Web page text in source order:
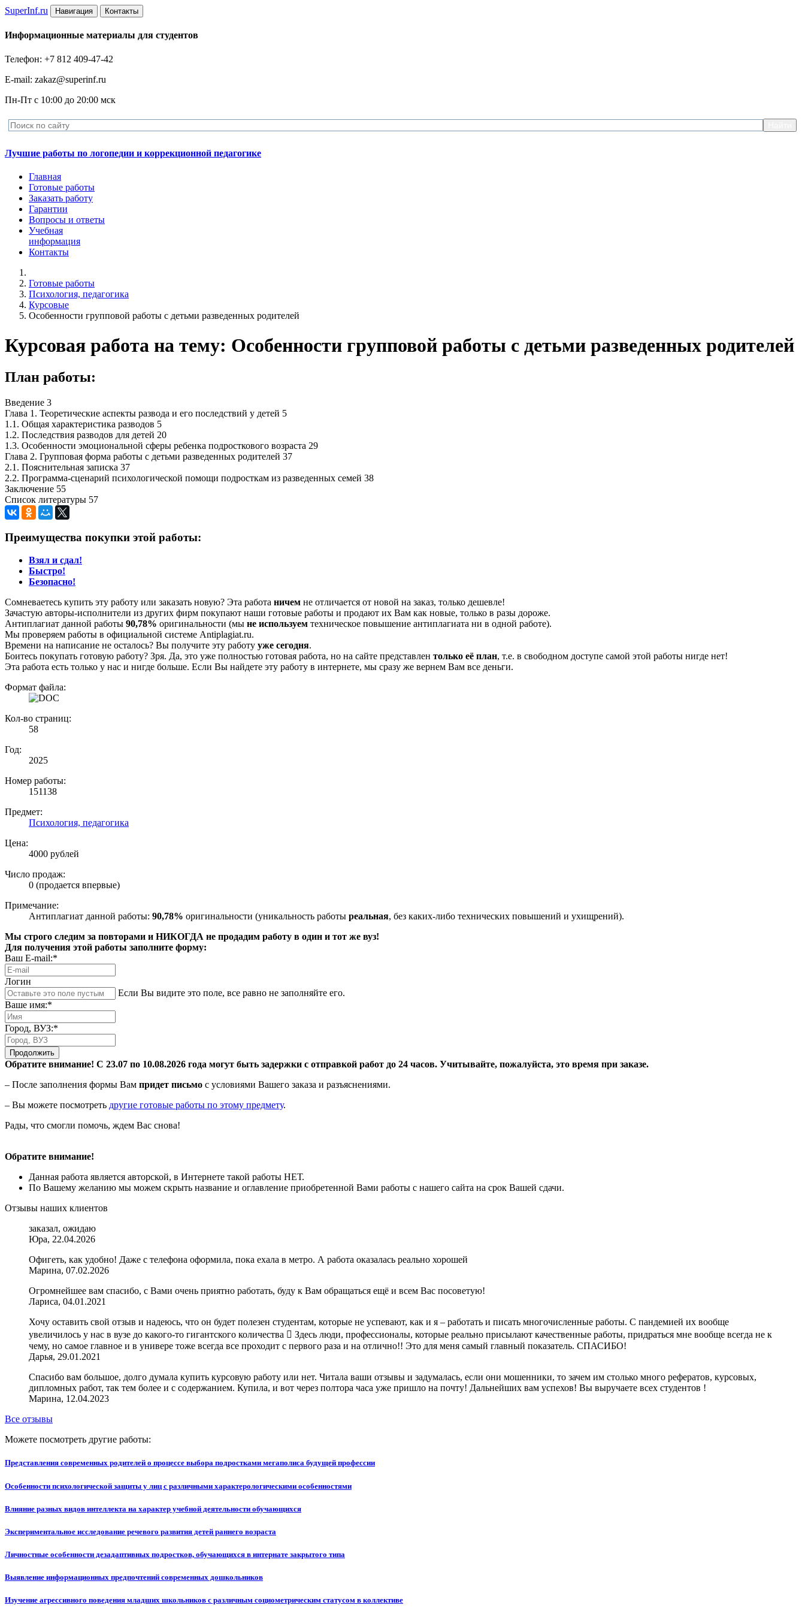
SuperInf.ru Навигация Контакты
Информационные материалы для студентов
Телефон: +7 812 409-47-42
E-mail: zakaz@superinf.ru
Пн-Пт с 10:00 до 20:00 мск
Лучшие работы по логопедии и коррекционной педагогике
Главная
Готовые работы
Заказать работу
Гарантии
Вопросы и ответы
Учебная
информация
Контакты
Готовые работы
Психология, педагогика
Курсовые
Особенности групповой работы с детьми разведенных родителей
Курсовая работа на тему: Особенности групповой работы с детьми разведенных родителей
План работы:
Введение 3
Глава 1. Теоретические аспекты развода и его последствий у детей 5
1.1. Общая характеристика разводов 5
1.2. Последствия разводов для детей 20
1.3. Особенности эмоциональной сферы ребенка подросткового возраста 29
Глава 2. Групповая форма работы с детьми разведенных родителей 37
2.1. Пояснительная записка 37
2.2. Программа-сценарий психологической помощи подросткам из разведенных семей 38
Заключение 55
Список литературы 57
Преимущества покупки этой работы:
Взял и сдал!
Быстро!
Безопасно!
Сомневаетесь купить эту работу или заказать новую? Эта работа ничем не отличается от новой на заказ, только дешевле!
Зачастую авторы-исполнители из других фирм покупают наши готовые работы и продают их Вам как новые, только в разы дороже.
Антиплагиат данной работы 90,78% оригинальности (мы не используем техническое повышение антиплагиата ни в одной работе).
Мы проверяем работы в официальной системе Аntiplagiat.ru.
Времени на написание не осталось? Вы получите эту работу уже сегодня.
Боитесь покупать готовую работу? Зря. Да, это уже полностью готовая работа, но на сайте представлен только её план, т.е. в свободном доступе самой этой работы нигде нет!
Эта работа есть только у нас и нигде больше. Если Вы найдете эту работу в интернете, мы сразу же вернем Вам все деньги.
Формат файла:
Кол-во страниц:
58
Год:
2025
Номер работы:
151138
Предмет:
Психология, педагогика
Цена:
4000 рублей
Число продаж:
0 (продается впервые)
Примечание:
Антиплагиат данной работы: 90,78% оригинальности (уникальность работы реальная, без каких-либо технических повышений и ухищрений).
Мы строго следим за повторами и НИКОГДА не продадим работу в один и тот же вуз!
Для получения этой работы заполните форму:
Ваш E-mail:*
Логин
Если Вы видите это поле, все равно не заполняйте его.
Ваше имя:*
Город, ВУЗ:*
Продолжить
Обратите внимание! С 23.07 по 10.08.2026 года могут быть задержки с отправкой работ до 24 часов. Учитывайте, пожалуйста, это время при заказе.
– После заполнения формы Вам придет письмо с условиями Вашего заказа и разъяснениями.
– Вы можете посмотреть другие готовые работы по этому предмету.
Рады, что смогли помочь, ждем Вас снова!
Обратите внимание!
Данная работа является авторской, в Интернете такой работы НЕТ.
По Вашему желанию мы можем скрыть название и оглавление приобретенной Вами работы с нашего сайта на срок Вашей сдачи.
Отзывы наших клиентов
заказал, ожидаю
Юра, 22.04.2026
Офигеть, как удобно! Даже с телефона оформила, пока ехала в метро. А работа оказалась реально хорошей
Марина, 07.02.2026
Огромнейшее вам спасибо, с Вами очень приятно работать, буду к Вам обращаться ещё и всем Вас посоветую!
Лариса, 04.01.2021
Хочу оставить свой отзыв и надеюсь, что он будет полезен студентам, которые не успевают, как и я – работать и писать многочисленные работы. С пандемией их вообще
увеличилось у нас в вузе до какого-то гигантского количества  Здесь люди, профессионалы, которые реально присылают качественные работы, придраться мне вообще всегда не к
чему, но самое главное и в универе тоже всегда все проходит с первого раза и на отлично!! Это для меня самый главный показатель. СПАСИБО!
Дарья, 29.01.2021
Спасибо вам большое, долго думала купить курсовую работу или нет. Читала ваши отзывы и задумалась, если они мошенники, то зачем им столько много рефератов, курсовых,
дипломных работ, так тем более и с содержанием. Купила, и вот через полтора часа уже пришло на почту! Дальнейших вам успехов! Вы выручаете всех студентов !
Марина, 12.04.2023
Все отзывы
Можете посмотреть другие работы:
Представления современных родителей о процессе выбора подростками мегаполиса будущей профессии
Особенности психологической защиты у лиц с различными характерологическими особенностями
Влияние разных видов интеллекта на характер учебной деятельности обучающихся
Экспериментальное исследование речевого развития детей раннего возраста
Личностные особенности дезадаптивных подростков, обучающихся в интернате закрытого типа
Выявление информационных предпочтений современных дошкольников
Изучение агрессивного поведения младших школьников с различным социометрическим статусом в коллективе